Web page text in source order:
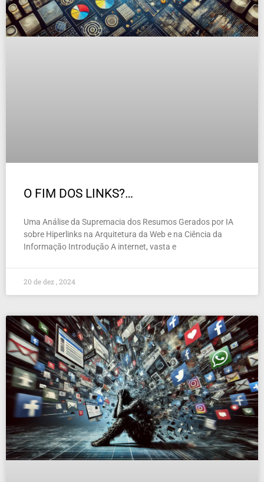
O FIM DOS LINKS?…
Uma Análise da Supremacia dos Resumos Gerados por IA
sobre Hiperlinks na Arquitetura da Web e na Ciência da
Informação Introdução A internet, vasta e
20 de dez , 2024